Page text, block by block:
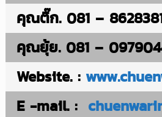
คุณติ๊ก. 081 –
คุณยุ้ย. 081 –
Website. :
E -mail. :